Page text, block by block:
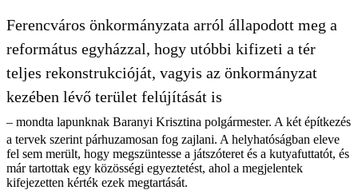
Ferencváros önkormányzata arról állapodott meg a
református egyházzal, hogy utóbbi kifizeti a tér
teljes rekonstrukcióját, vagyis az önkormányzat
kezében lévő terület felújítását is
– mondta lapunknak Baranyi Krisztina polgármester. A két építkezés
a tervek szerint párhuzamosan fog zajlani. A helyhatóságban eleve
fel sem merült, hogy megszüntesse a játszóteret és a kutyafuttatót, és
már tartottak egy közösségi egyeztetést, ahol a megjelentek
kifejezetten kérték ezek megtartását.